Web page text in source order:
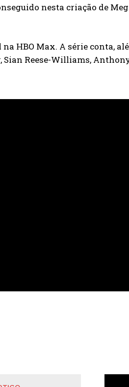
nesta criação de
HBO Max. A série conta,
Sian Reese-Williams,